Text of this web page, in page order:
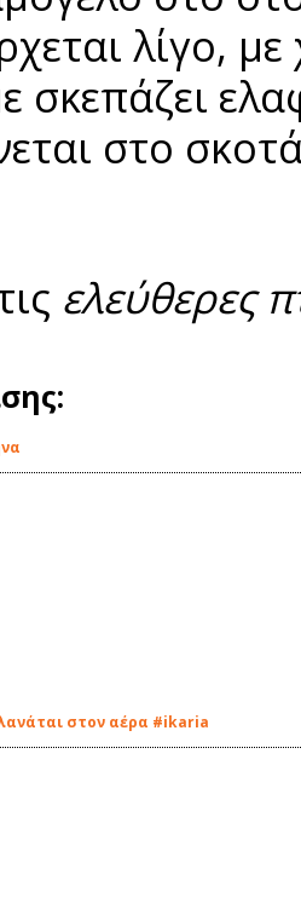
λίγο,
σκεπάζει
στο
ελεύθερες
στον αέρα #ikaria